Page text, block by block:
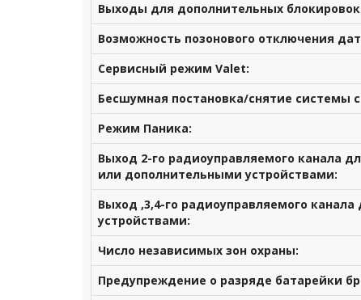
Выходы для дополнительных
Возможность позонового отключения
Сервисный режим Valet:
Бесшумная постановка/снятие системы
Режим Паника:
Выход 2-го радиоуправляемого канала
или дополнительными устройствами:
Выход ,3,4-го радиоуправляемого
устройствами:
Число независимых зон охраны:
Предупреждение о разряде батарейки